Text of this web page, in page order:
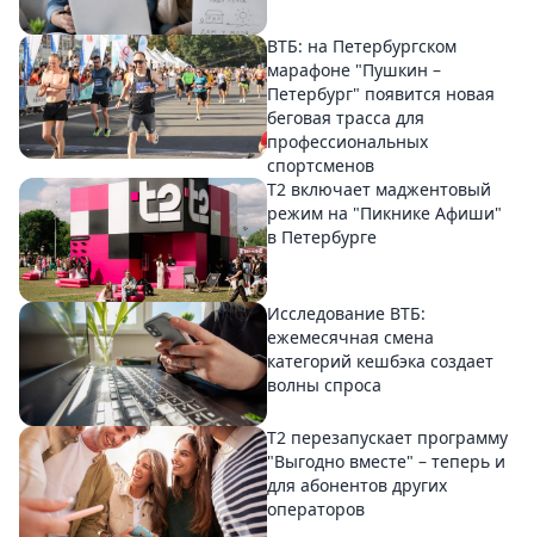
ВТБ: на Петербургском
марафоне "Пушкин –
Петербург" появится новая
беговая трасса для
профессиональных
спортсменов
Т2 включает маджентовый
режим на "Пикнике Афиши"
в Петербурге
Исследование ВТБ:
ежемесячная смена
категорий кешбэка создает
волны спроса
Т2 перезапускает программу
"Выгодно вместе" – теперь и
для абонентов других
операторов